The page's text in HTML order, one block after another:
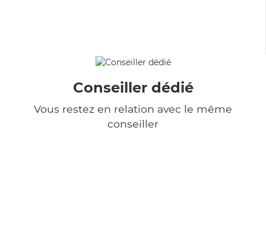
Conseiller dédié
Vous restez en relation avec le même
conseiller